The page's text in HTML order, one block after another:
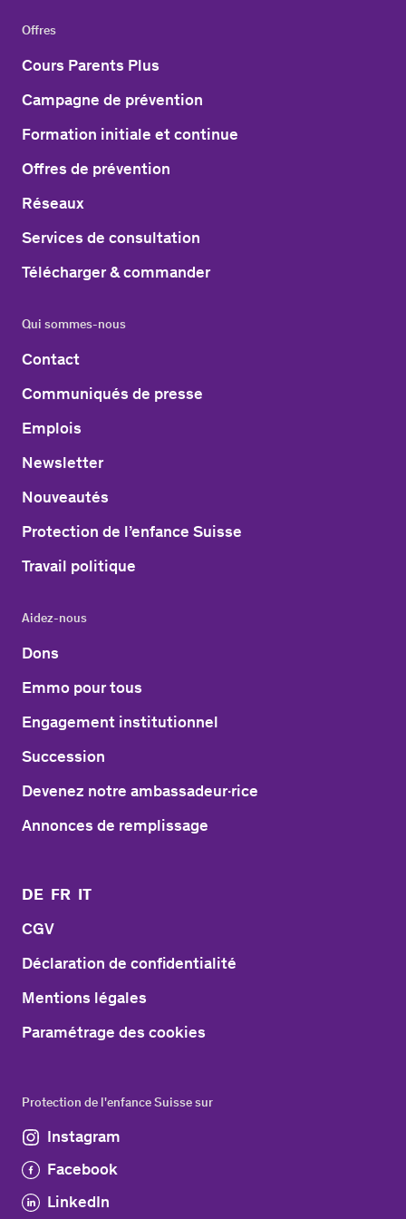
Offres
Cours Parents Plus
Campagne de prévention
Formation initiale et continue
Offres de prévention
Réseaux
Services de consultation
Télécharger & commander
Qui sommes-nous
Contact
Communiqués de presse
Emplois
Newsletter
Nouveautés
Protection de l’enfance Suisse
Travail politique
Aidez-nous
Dons
Emmo pour tous
Engagement institutionnel
Succession
Devenez notre ambassadeur·rice
Annonces de remplissage
DE FR IT
CGV
Déclaration de confidentialité
Mentions légales
Paramétrage des cookies
Protection de l'enfance Suisse sur
Instagram
Facebook
LinkedIn